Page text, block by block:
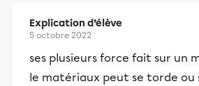
Explication d’élève
5 octobre 2022
ses plusieurs force fait sur un
le matériaux peut se torde ou